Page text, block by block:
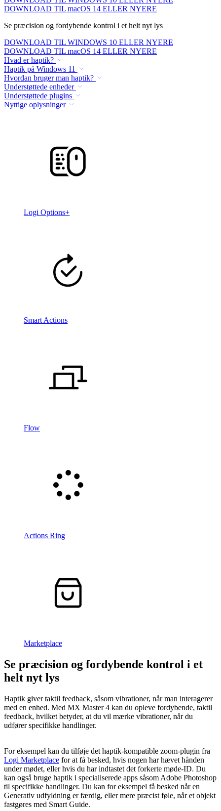
DOWNLOAD TIL macOS 14 ELLER NYERE
Se præcision og fordybende kontrol i et helt nyt lys
DOWNLOAD TIL WINDOWS 10 ELLER NYERE
DOWNLOAD TIL macOS 14 ELLER NYERE
Hvad er haptik?
Haptik på Windows 11
Hvordan bruger man haptik?
Understøttede enheder
Understøttede plugins
Nyttige oplysninger
Logi Options+
Smart Actions
Flow
Actions Ring
Marketplace
Se præcision og fordybende kontrol i et
helt nyt lys
Haptik giver taktil feedback, såsom vibrationer, når man interagerer
med en enhed. Med MX Master 4 kan du opleve fordybende, taktil
feedback, hvilket betyder, at du vil mærke vibrationer, når du
udfører specifikke handlinger.
For eksempel kan du tilføje det haptik-kompatible zoom-plugin fra
Logi Marketplace for at få besked, hvis nogen har hævet hånden
under mødet, eller hvis du har indtastet det forkerte møde-ID. Du
kan også bruge haptik i specialiserede apps såsom Adobe Photoshop
til specifikke handlinger. Du kan for eksempel få besked når en
Generativ udfyldning er færdig, eller mere præcist føle, når et objekt
fastgøres med Smart Guide.